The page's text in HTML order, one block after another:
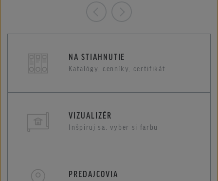
NA STIAHNUTIE
Katalógy, cenníky, certifikát
VIZUALIZÉR
Inšpiruj sa, vyber si farbu
PREDAJCOVIA